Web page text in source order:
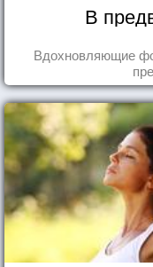
В
Вдохновляющие